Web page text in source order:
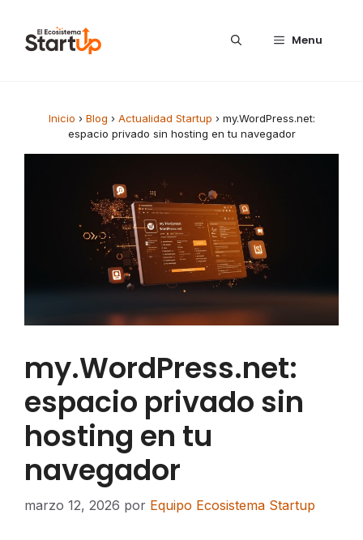
Menu
Inicio › Blog › Actualidad Startup › my.WordPress.net:
espacio privado sin hosting en tu navegador
my.WordPress.net:
espacio privado sin
hosting en tu
navegador
marzo 12, 2026 por Equipo Ecosistema Startup